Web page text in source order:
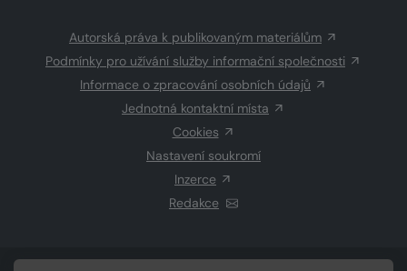
Autorská práva k publikovaným materiálům
Podmínky pro užívání služby informační společnosti
Informace o zpracování osobních údajů
Jednotná kontaktní místa
Cookies
Nastavení soukromí
Inzerce
Redakce